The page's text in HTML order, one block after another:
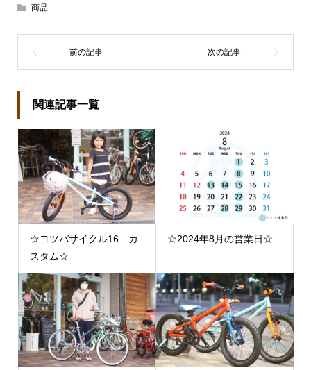
商品
関連記事一覧
☆ヨツバサイクル16 カ
スタム☆
☆2024年8月の営業日☆